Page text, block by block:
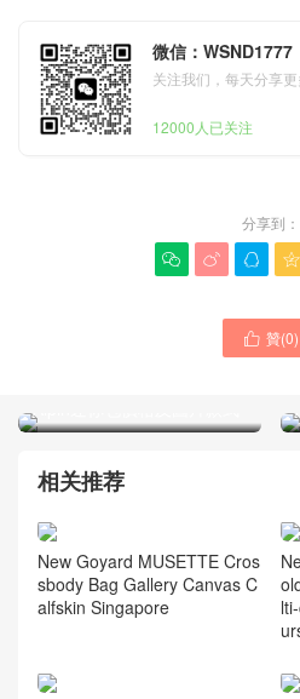
微信：WSND1777
关注我们，每天分享
12000人已关注
分享到：
   
 贊(0)
相关推荐
New Goyard MUSETTE Cros
sbody Bag Gallery Canvas C
alfskin Singapore